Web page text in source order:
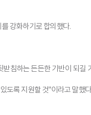
강화하기로 합의했다.
침하는 든든한 기반이 되길
도록 지원할 것"이라고 말했